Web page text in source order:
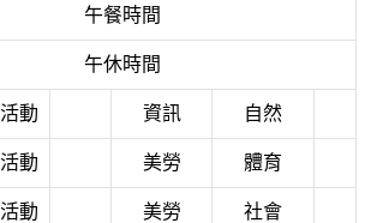
午餐時間
午休時間
動 資訊 自然
動 美勞 體育
動 美勞 社會